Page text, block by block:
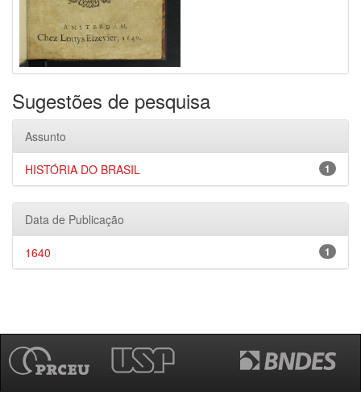
Sugestões de pesquisa
Assunto
1
HISTÓRIA DO BRASIL
Data de Publicação
1
1640